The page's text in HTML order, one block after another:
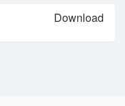
Download